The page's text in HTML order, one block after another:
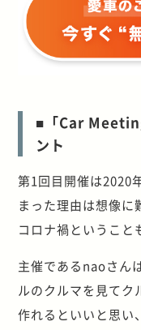
■「Car
ント
第1回目開催は2020
まった理由は想像に
コロナ禍ということ
主催であるnaoさん
ルのクルマを見てク
作れるといいと思い